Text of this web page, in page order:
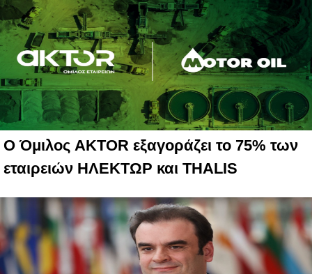
Ο Όμιλος AKTOR εξαγοράζει το 75% των
εταιρειών ΗΛΕΚΤΩΡ και THALIS